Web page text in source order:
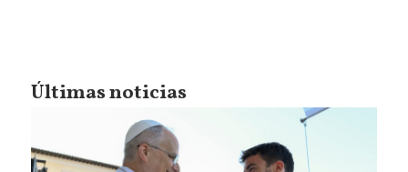
Últimas noticias